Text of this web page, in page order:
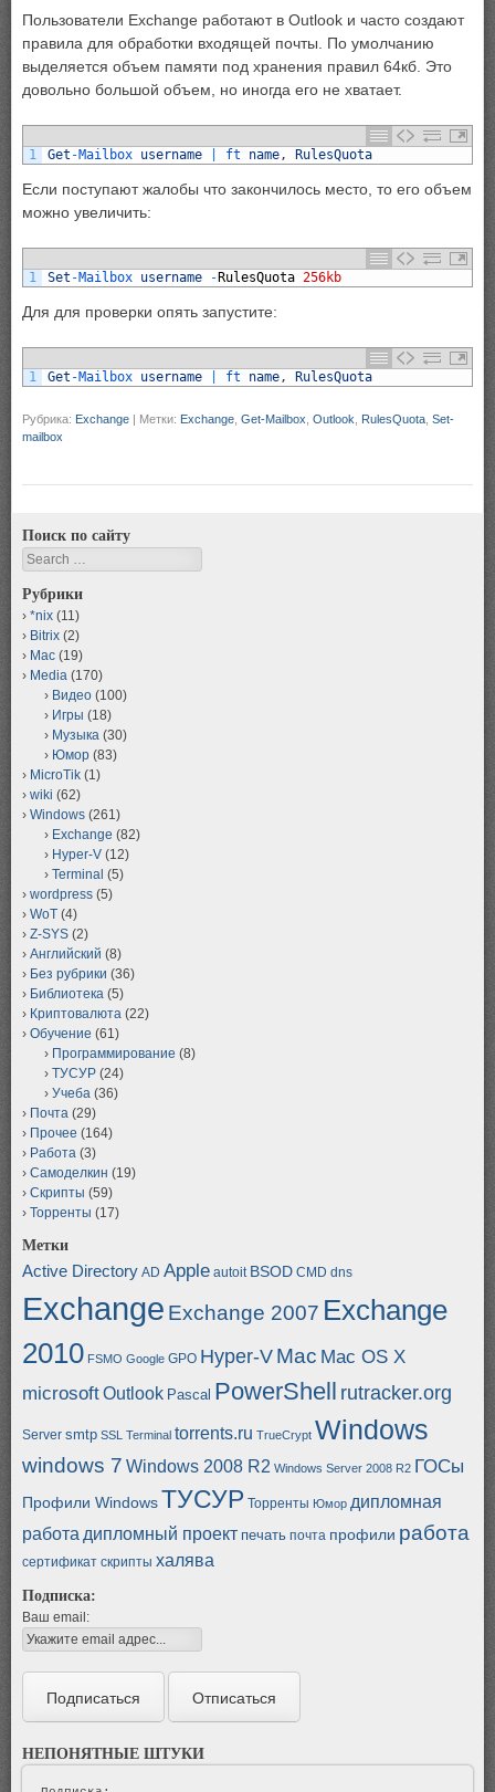
Пользователи Exchange работают в Outlook и часто создают
правила для обработки входящей почты. По умолчанию
выделяется объем памяти под хранения правил 64кб. Это
довольно большой объем, но иногда его не хватает.
1 Get -Mailbox username ft name , RulesQuota
Если поступают жалобы что закончилось место, то его объем
можно увеличить:
1 Set -Mailbox username -RulesQuota 256kb
Для для проверки опять запустите:
1 Get -Mailbox username ft name , RulesQuota
Рубрика: Exchange | Метки: Exchange Get-Mailbox Outlook RulesQuota Set-
mailbox
Поиск по сайту
Search
Рубрики
*nix (11)
Bitrix (2)
Mac (19)
Media (170)
Видео (100)
Игры (18)
Музыка (30)
Юмор (83)
MicroTik (1)
wiki (62)
Windows (261)
Exchange (82)
Hyper-V (12)
Terminal (5)
wordpress (5)
WoT (4)
Z-SYS (2)
Английский (8)
Без рубрики (36)
Библиотека (5)
Криптовалюта (22)
Обучение (61)
Программирование (8)
ТУСУР (24)
Учеба (36)
Почта (29)
Прочее (164)
Работа (3)
Самоделкин (19)
Скрипты (59)
Торренты (17)
Метки
Active Directory AD Apple autoit BSOD CMD dns
Exchange Exchange 2007 Exchange
2010 FSMO Google GPO Hyper-V Mac Mac OS X
microsoftOutlook Pascal PowerShell rutracker.org
Server smtp SSL Terminal torrents.ru TrueCrypt Windows
windows 7 Windows 2008 R2 Windows Server 2008 R2 ГОСы
Профили WindowsТУСУР Торренты Юмор дипломная
работа дипломный проект печать почта профили работа
сертификат скрипты халява
Подписка:
Ваш email:
НЕПОНЯТНЫЕ ШТУКИ